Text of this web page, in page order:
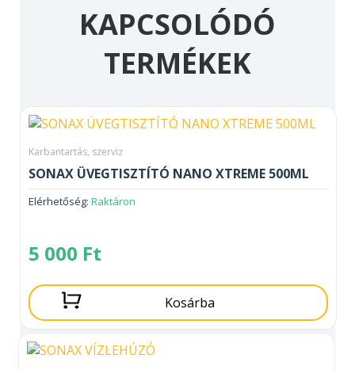
KAPCSOLÓDÓ
TERMÉKEK
Karbantartás, szerviz
SONAX ÜVEGTISZTÍTÓ NANO XTREME 500ML
Elérhetőség: Raktáron
5 000 Ft
Kosárba